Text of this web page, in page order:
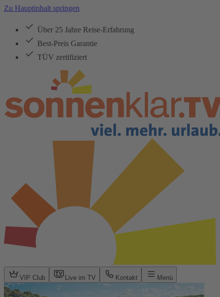
Zu Hauptinhalt springen
Über 25 Jahre Reise-Erfahrung
Best-Preis Garantie
TÜV zertifiziert
VIP Club Live im TV Kontakt Menü